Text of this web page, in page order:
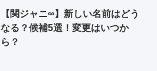
【関ジャニ∞】新しい名前はどう
なる？候補5選！変更はいつか
ら？